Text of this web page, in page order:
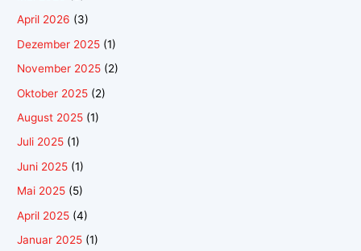
April 2026 (3)
Dezember 2025 (1)
November 2025 (2)
Oktober 2025 (2)
August 2025 (1)
Juli 2025 (1)
Juni 2025 (1)
Mai 2025 (5)
April 2025 (4)
Januar 2025 (1)